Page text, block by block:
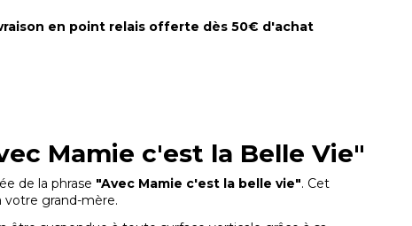
en point relais offerte dès 50€ d'achat
Mamie c'est la Belle Vie"
de la phrase "Avec Mamie c'est la belle vie". Cet
grand-mère.